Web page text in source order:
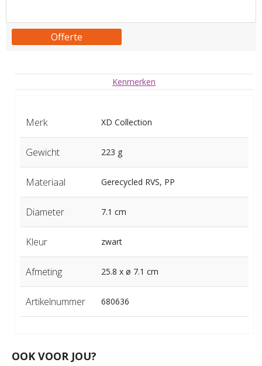
Offerte
Kenmerken
Merk XD Collection
Gewicht 223 g
Materiaal Gerecycled RVS, PP
Diameter 7.1 cm
Kleur zwart
Afmeting 25.8 x ø 7.1 cm
Artikelnummer 680636
OOK VOOR JOU?